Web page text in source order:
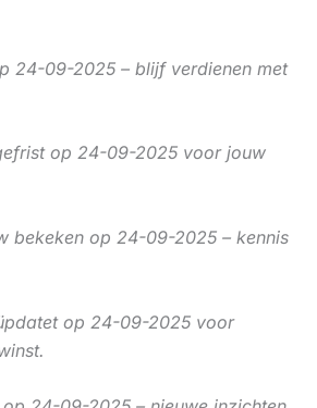
24-09-2025 – blijf verdienen met
op 24-09-2025 voor jouw
bekeken op 24-09-2025 – kennis
op 24-09-2025 voor